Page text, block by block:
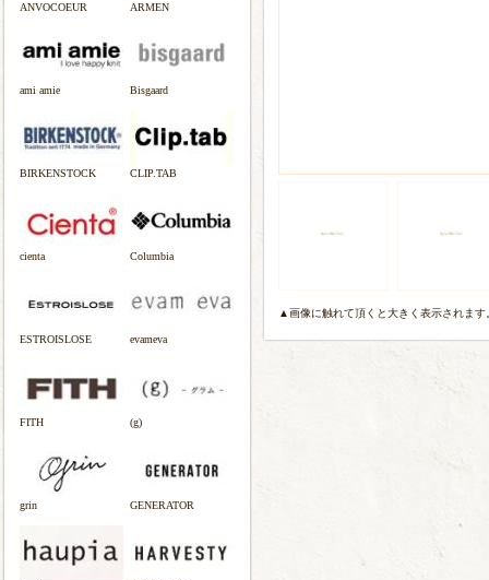
ANVOCOEUR ARMEN
ami amie Bisgaard
BIRKENSTOCK CLIP.TAB
cienta Columbia
ESTROISLOSE evameva
FITH (g)
grin GENERATOR
▲画像に触れて頂くと大きく表示されます